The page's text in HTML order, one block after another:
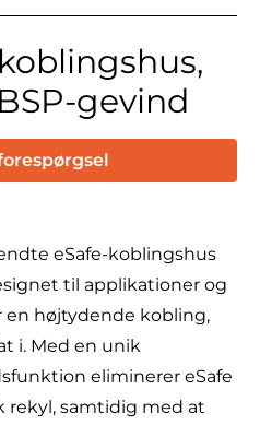
gevind
eSafe-koblingshus
til applikationer og
højtydende kobling,
i. Med en unik
eliminerer eSafe
rekyl, samtidig med at